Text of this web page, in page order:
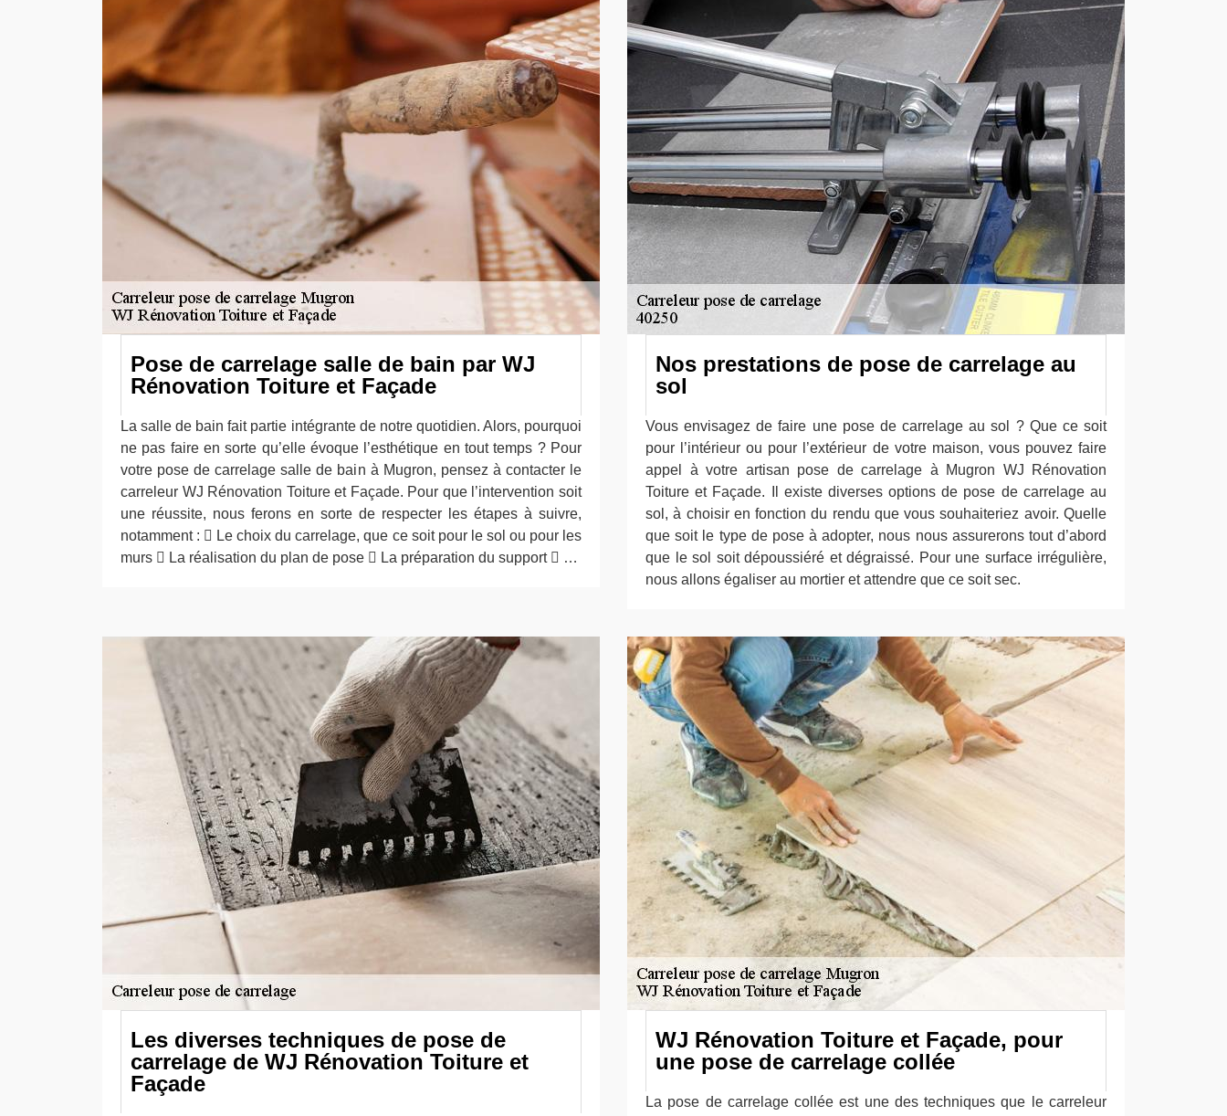
Pose de carrelage salle de bain par WJ
Rénovation Toiture et Façade
La salle de bain fait partie intégrante de notre quotidien. Alors, pourquoi
ne pas faire en sorte qu’elle évoque l’esthétique en tout temps ? Pour
votre pose de carrelage salle de bain à Mugron, pensez à contacter le
carreleur WJ Rénovation Toiture et Façade. Pour que l’intervention soit
une réussite, nous ferons en sorte de respecter les étapes à suivre,
notamment :  Le choix du carrelage, que ce soit pour le sol ou pour les
murs  La réalisation du plan de pose  La préparation du support  …
Nos prestations de pose de carrelage au
sol
Vous envisagez de faire une pose de carrelage au sol ? Que ce soit
pour l’intérieur ou pour l’extérieur de votre maison, vous pouvez faire
appel à votre artisan pose de carrelage à Mugron WJ Rénovation
Toiture et Façade. Il existe diverses options de pose de carrelage au
sol, à choisir en fonction du rendu que vous souhaiteriez avoir. Quelle
que soit le type de pose à adopter, nous nous assurerons tout d’abord
que le sol soit dépoussiéré et dégraissé. Pour une surface irrégulière,
nous allons égaliser au mortier et attendre que ce soit sec.
Les diverses techniques de pose de
carrelage de WJ Rénovation Toiture et
Façade
WJ Rénovation Toiture et Façade, pour
une pose de carrelage collée
La pose de carrelage collée est une des techniques que le carreleur